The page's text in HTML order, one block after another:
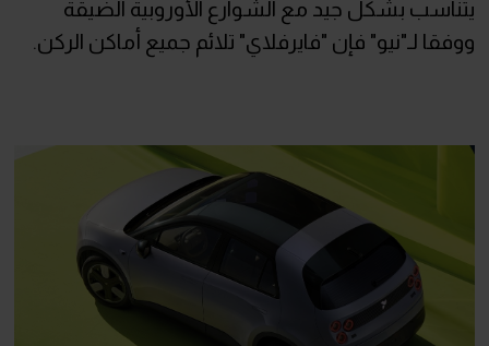
يتناسب بشكل جيد مع الشوارع الأوروبية الضيقة
ووفقا لـ"نيو" فإن "فايرفلاي" تلائم جميع أماكن الركن.